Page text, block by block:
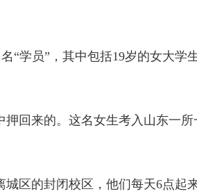
员”，其中包括19岁的女大学
回来的。这名女生考入山东一
区的封闭校区，他们每天6点起